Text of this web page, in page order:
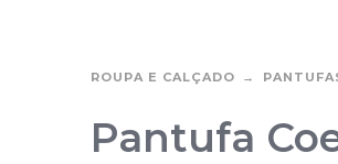
ROUPA E CALÇADO
Pantufa